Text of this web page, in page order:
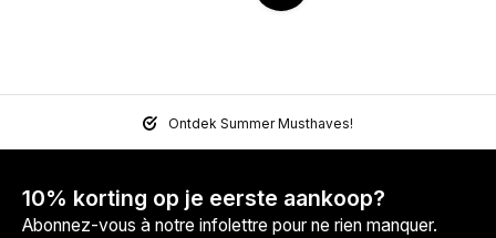
Ontdek Summer Musthaves!
10% korting op je eerste aankoop?
Abonnez-vous à notre infolettre pour ne rien manquer.